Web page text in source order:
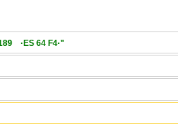
·ES 64 F4·"